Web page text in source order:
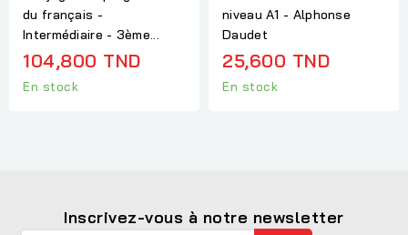
du français -
Intermédiaire - 3ème...
104,800 TND
En stock
niveau A1 - Alphonse
Daudet
25,600 TND
En stock
Inscrivez-vous à notre newsletter